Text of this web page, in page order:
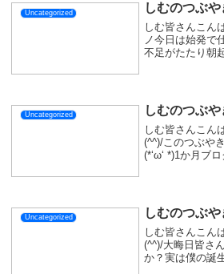
Uncategorized しむのつぶ
しむ皆さんこん
ノ今日は始発で
不足がたたり朝
Uncategorized しむのつぶ
しむ皆さんこん
(^^)/このつぶや
(*‘ω‘ *)1か月ブ
Uncategorized しむのつぶ
しむ皆さんこん
(^^)/大晦日皆さ
か？実は僕の誕